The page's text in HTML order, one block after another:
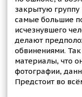
закрытую
самые большие
исчезнувшего
делают
обвинениями.
материалы, что
фотографии,
Предстоит во